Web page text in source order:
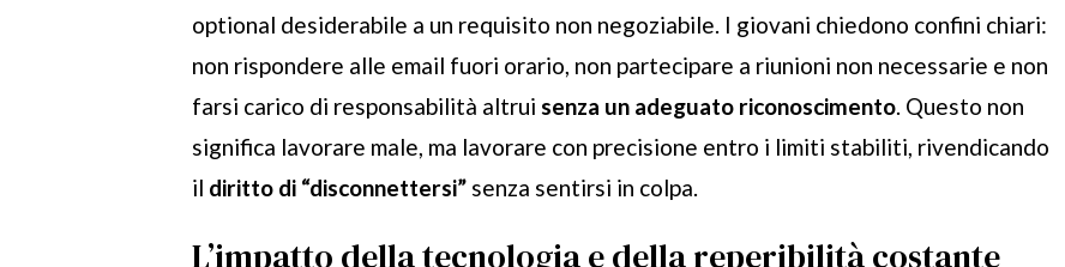
optional desiderabile a un requisito non negoziabile. I giovani chiedono confini chiari:
non rispondere alle email fuori orario, non partecipare a riunioni non necessarie e non
farsi carico di responsabilità altrui senza un adeguato riconoscimento. Questo non
significa lavorare male, ma lavorare con precisione entro i limiti stabiliti, rivendicando
il diritto di “disconnettersi” senza sentirsi in colpa.
L’impatto della tecnologia e della reperibilità costante